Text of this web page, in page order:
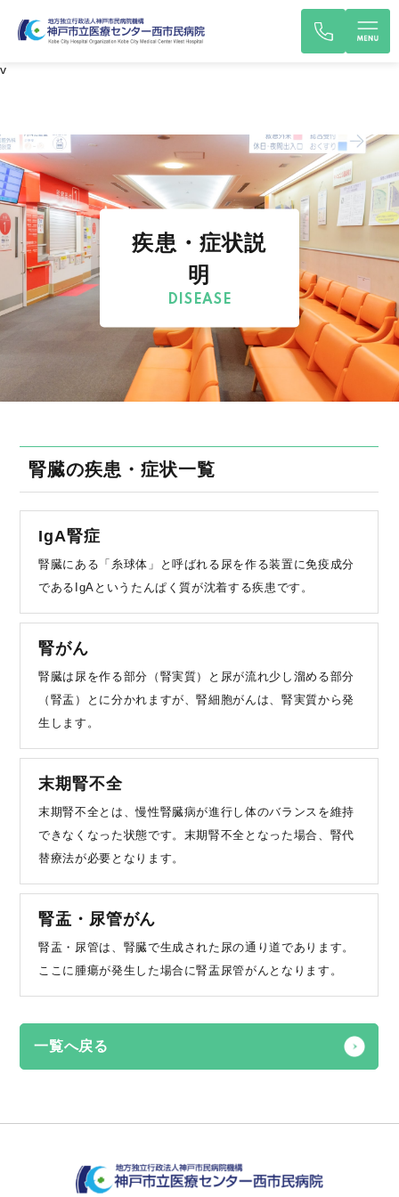
v
疾患・症状説
明
DISEASE
腎臓の疾患・症状一覧
IgA腎症
腎臓にある「糸球体」と呼ばれる尿を作る装置に免疫成分
であるIgAというたんぱく質が沈着する疾患です。
腎がん
腎臓は尿を作る部分（腎実質）と尿が流れ少し溜める部分
（腎盂）とに分かれますが、腎細胞がんは、腎実質から発
生します。
末期腎不全
末期腎不全とは、慢性腎臓病が進行し体のバランスを維持
できなくなった状態です。末期腎不全となった場合、腎代
替療法が必要となります。
腎盂・尿管がん
腎盂・尿管は、腎臓で生成された尿の通り道であります。
ここに腫瘍が発生した場合に腎盂尿管がんとなります。
一覧へ戻る